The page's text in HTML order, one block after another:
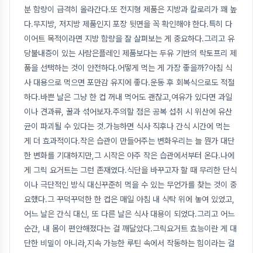
분 함량이 급격히 올라간다.또 전지형 제품은 지방과 칼로리가 꽤 높
다.무지방, 저지방 제품인지 포장 뒷면을 꼭 확인해야 한다.특히 다
이어트 목적이라면 지방 함량을 잘 살펴보는 게 중요하다.그리고 유
당불내증이 있는 사람은플레인 제품보다는 두유 기반의 락토프리 제
품을 선택하는 것이 안전하다.어떻게 먹는 게 가장 좋을까?아침 식
사 대용으로 먹으면 포만감 유지에 좋다.운동 후 회복식으로도 적절
하다.바쁜 날은 그냥 한 컵 꺼내 먹어도 괜찮고,여유가 있다면 과일
이나 견과류, 꿀과 섞어보자.주의할 점은 공복 섭취 시 위산에 유산
균이 파괴될 수 있다는 것.가능하면 식사 직후나 간식 시간에 먹는
게 더 효과적이다.작은 습관이 만들어주는 변화우리는 늘 뭔가 대단
한 변화를 기대하지만,그 시작은 아주 작은 습관에서부터 온다.나에
게 그릭 요거트는 그런 존재였다.식단을 바꾸고자 할 때 무리한 단식
이나 극단적인 방식 대신꾸준히 먹을 수 있는 무언가를 찾는 것이 중
요했다.그 꾸덕꾸덕한 한 컵은 매일 아침 내 식탁 위에 놓여 있었고,
어느 날은 간식 대신, 또 다른 날은 식사 대용이 되었다.그리고 어느
순간, 내 몸이 편안해졌다는 걸 깨달았다.그릭요거트 효능이란 게 대
단한 비밀이 아니라,지속 가능한 루틴 속에서 작동하는 힘이라는 걸